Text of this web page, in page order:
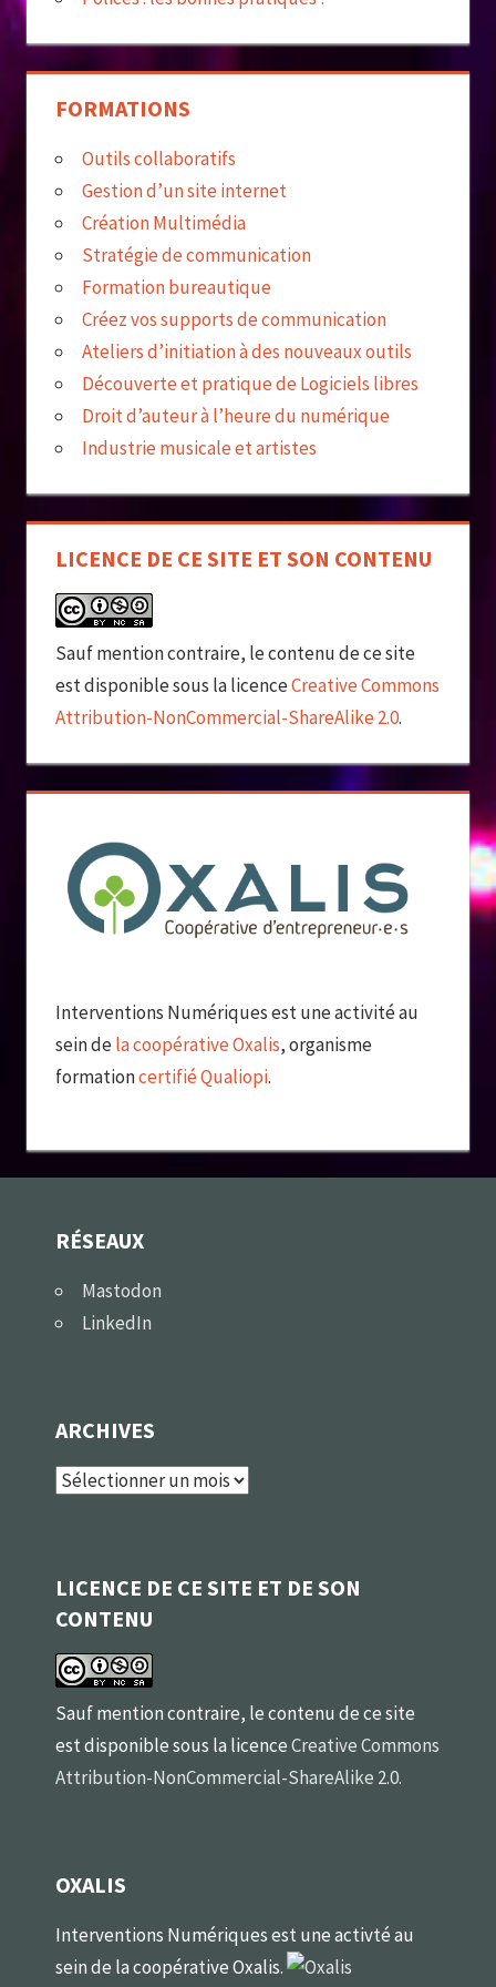
FORMATIONS
Outils collaboratifs
Gestion d’un site internet
Création Multimédia
Stratégie de communication
Formation bureautique
Créez vos supports de communication
Ateliers d’initiation à des nouveaux outils
Découverte et pratique de Logiciels libres
Droit d’auteur à l’heure du numérique
Industrie musicale et artistes
LICENCE DE CE SITE ET SON CONTENU
Sauf mention contraire, le contenu de ce site
est disponible sous la licenceCreative Commons
Attribution-NonCommercial-ShareAlike 2.0.
Interventions Numériques est une activité au
sein dela coopérative Oxalis, organisme
formationcertifié Qualiopi.
RÉSEAUX
Mastodon
LinkedIn
ARCHIVES
Archives
LICENCE DE CE SITE ET DE SON
CONTENU
Sauf mention contraire, le contenu de ce site
est disponible sous la licenceCreative Commons
Attribution-NonCommercial-ShareAlike 2.0.
OXALIS
Interventions Numériques est une activté au
sein de la coopérative Oxalis.